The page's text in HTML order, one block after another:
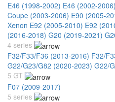
E46 (1998-2002) E46 (2002-2006)
Coupe (2003-2006) E90 (2005-
Xenon E92 (2005-2010) E92
(2016-2018) G20 (2019-2021)
4 series
F32/F33/F36 (2013-2016) F32/
G22/G23/G82 (2020-2023) G22/
5 GT
F07 (2009-2017)
5 series